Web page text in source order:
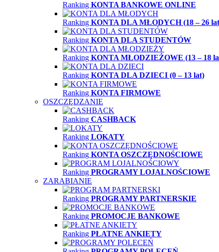
Ranking KONTA BANKOWE ONLINE
Ranking KONTA DLA MŁODYCH (18 – 26
Ranking KONTA DLA STUDENTÓW
Ranking KONTA MŁODZIEŻOWE (13 – 18
Ranking KONTA DLA DZIECI (0 – 13 lat)
Ranking KONTA FIRMOWE
OSZCZĘDZANIE
Ranking CASHBACK
Ranking LOKATY
Ranking KONTA OSZCZĘDNOŚCIOWE
Ranking PROGRAMY LOJALNOŚCIOWE
ZARABIANIE
Ranking PROGRAMY PARTNERSKIE
Ranking PROMOCJE BANKOWE
Ranking PŁATNE ANKIETY